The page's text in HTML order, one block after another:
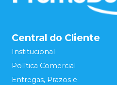
Central do Cliente
Institucional
Política Comercial
Entregas, Prazos e